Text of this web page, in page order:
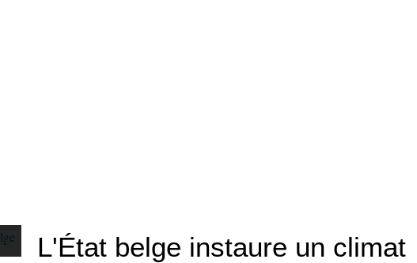
L'État belge instaure un climat